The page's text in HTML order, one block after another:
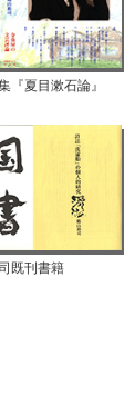
『夏目漱石論』
既刊書籍